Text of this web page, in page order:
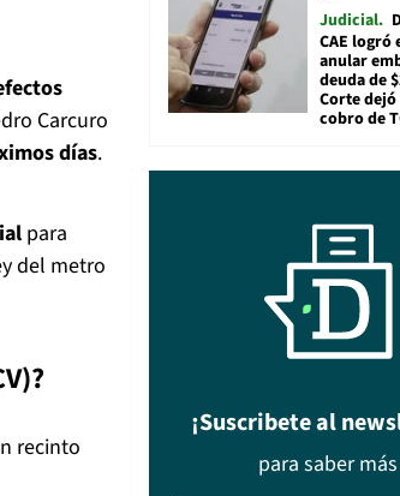
Carcuro
días.
para
del metro
recinto
Judicial
CAE logró
anular
deuda de
Corte
cobro de
¡Suscribete al
para saber más